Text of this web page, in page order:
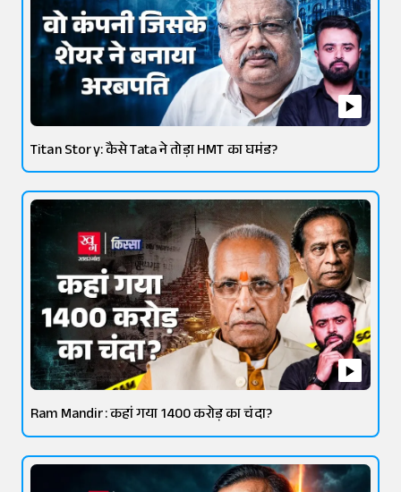
Titan Story: कैसे Tata ने तोड़ा HMT का घमंड?
Ram Mandir: कहां गया 1400 करोड़ का चंदा?